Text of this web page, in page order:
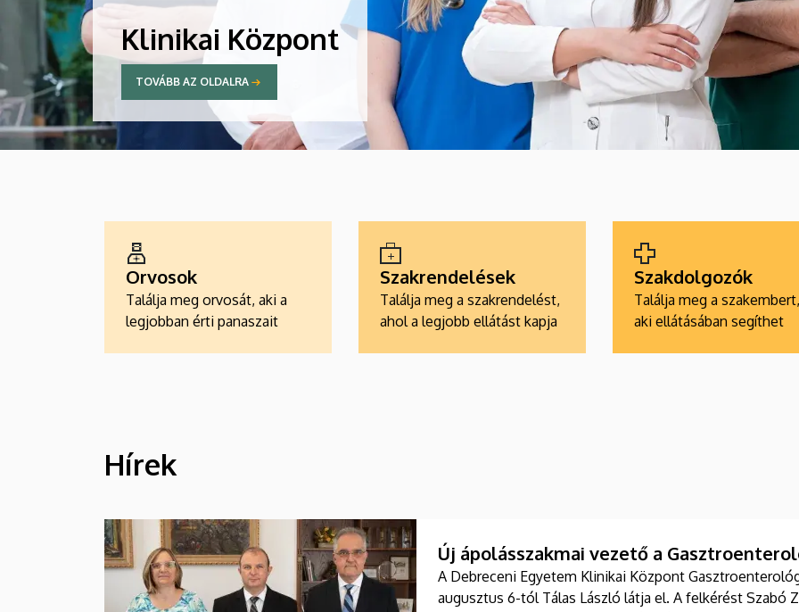
Klinikai Központ
TOVÁBB AZ OLDALRA
Orvosok
Találja meg orvosát, aki a
legjobban érti panaszait
Szakrendelések
Találja meg a szakrendelést,
ahol a legjobb ellátást kapja
Szakdolgozók
Találja meg a szakembert,
aki ellátásában segíthet
HÍREK
Hírek
Új ápolásszakmai vezető a
A Debreceni Egyetem Klinikai Központ
augusztus 6-tól Tálas László látja el. A felkérést Szabó